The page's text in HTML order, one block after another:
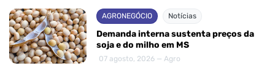
AGRONEGÓCIO Notícias
Demanda interna sustenta preços da
soja e do milho em MS
07 agosto, 2026 — Agro